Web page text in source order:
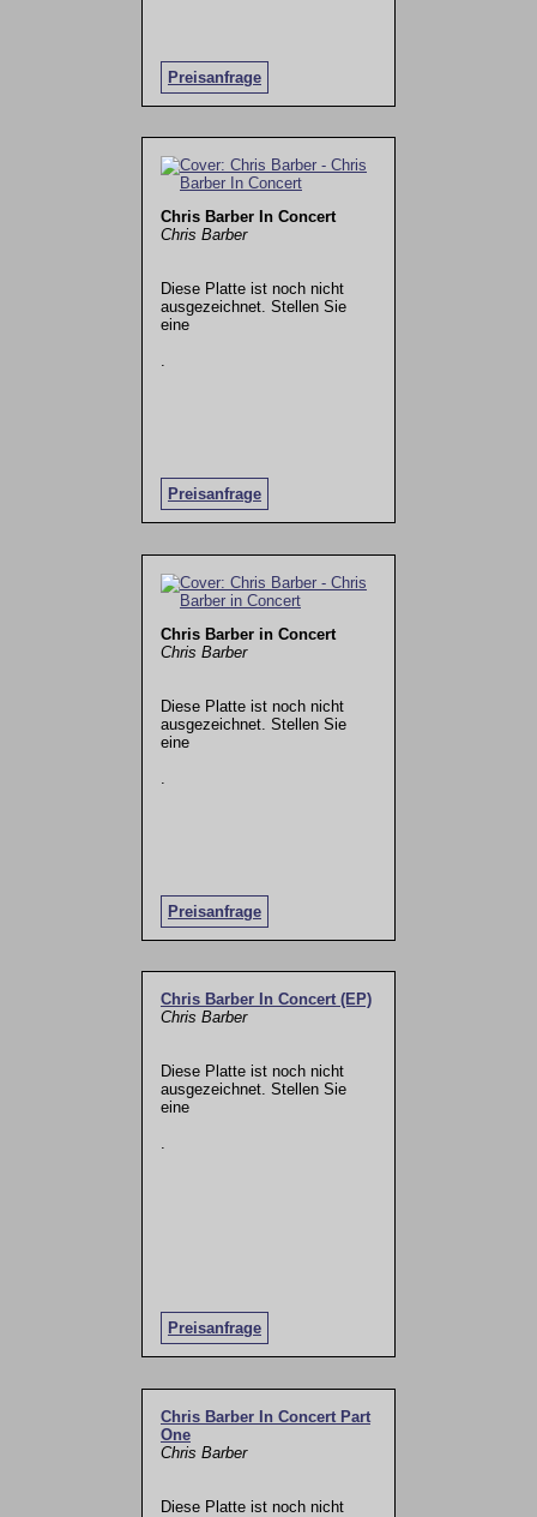
Preisanfrage
Chris Barber In Concert
Chris Barber
Diese Platte ist noch nicht
ausgezeichnet. Stellen Sie
eine
Preisanfrage
.
Chris Barber in Concert
Chris Barber
Diese Platte ist noch nicht
ausgezeichnet. Stellen Sie
eine
Preisanfrage
Chris Barber In Concert (EP)
Chris Barber
Diese Platte ist noch nicht
ausgezeichnet. Stellen Sie
eine
Preisanfrage
.
Chris Barber In Concert Part
One
Chris Barber
Diese Platte ist noch nicht